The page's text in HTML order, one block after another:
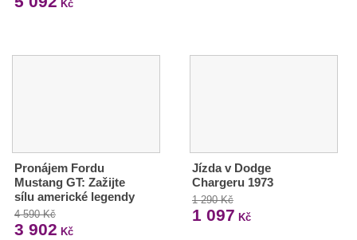
Kč
Pronájem Fordu
Mustang GT: Zažijte
sílu americké legendy
4 590 Kč
3 902 Kč
Jízda v Dodge
Chargeru 1973
1 290 Kč
1 097 Kč